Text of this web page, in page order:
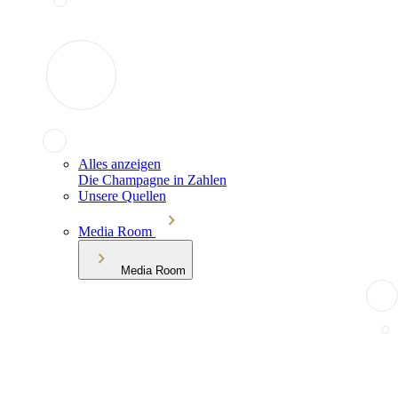
Alles anzeigen
Die Champagne in Zahlen
Unsere Quellen
Media Room
Media Room